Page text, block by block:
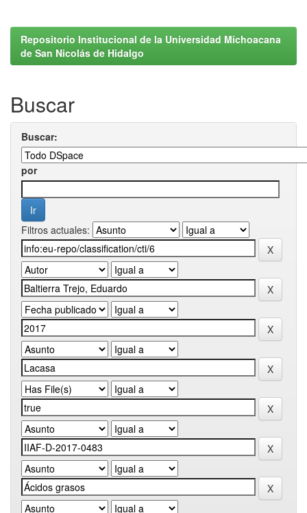
Repositorio Institucional de la Universidad Michoacana
de San Nicolás de Hidalgo
Buscar
Buscar:
por
Filtros actuales: